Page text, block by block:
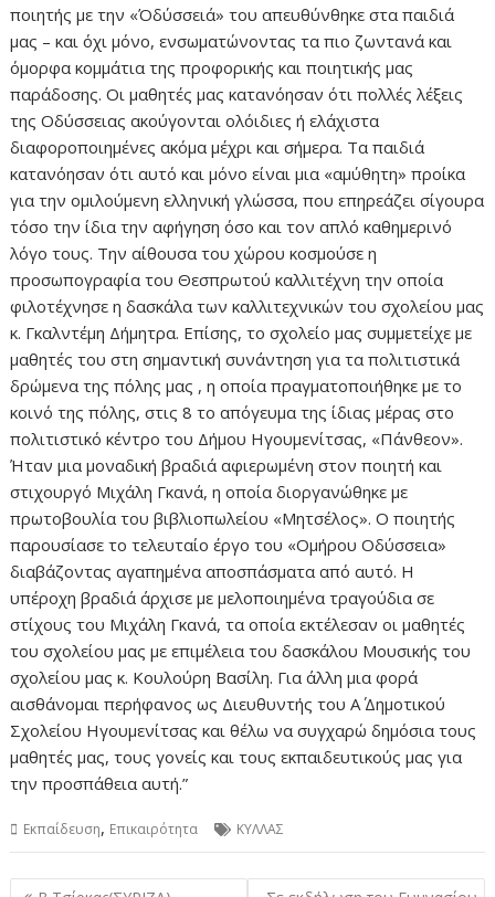
ποιητής με την «Όδύσσειά» του απευθύνθηκε στα παιδιά
μας – και όχι μόνο, ενσωματώνοντας τα πιο ζωντανά και
όμορφα κομμάτια της προφορικής και ποιητικής μας
παράδοσης. Οι μαθητές μας κατανόησαν ότι πολλές λέξεις
της Οδύσσειας ακούγονται ολόιδιες ή ελάχιστα
διαφοροποιημένες ακόμα μέχρι και σήμερα. Τα παιδιά
κατανόησαν ότι αυτό και μόνο είναι μια «αμύθητη» προίκα
για την ομιλούμενη ελληνική γλώσσα, που επηρεάζει σίγουρα
τόσο την ίδια την αφήγηση όσο και τον απλό καθημερινό
λόγο τους. Την αίθουσα του χώρου κοσμούσε η
προσωπογραφία του Θεσπρωτού καλλιτέχνη την οποία
φιλοτέχνησε η δασκάλα των καλλιτεχνικών του σχολείου μας
κ. Γκαλντέμη Δήμητρα. Επίσης, το σχολείο μας συμμετείχε με
μαθητές του στη σημαντική συνάντηση για τα πολιτιστικά
δρώμενα της πόλης μας , η οποία πραγματοποιήθηκε με το
κοινό της πόλης, στις 8 το απόγευμα της ίδιας μέρας στο
πολιτιστικό κέντρο του Δήμου Ηγουμενίτσας, «Πάνθεον».
Ήταν μια μοναδική βραδιά αφιερωμένη στον ποιητή και
στιχουργό Μιχάλη Γκανά, η οποία διοργανώθηκε με
πρωτοβουλία του βιβλιοπωλείου «Μητσέλος». Ο ποιητής
παρουσίασε το τελευταίο έργο του «Ομήρου Οδύσσεια»
διαβάζοντας αγαπημένα αποσπάσματα από αυτό. Η
υπέροχη βραδιά άρχισε με μελοποιημένα τραγούδια σε
στίχους του Μιχάλη Γκανά, τα οποία εκτέλεσαν οι μαθητές
του σχολείου μας με επιμέλεια του δασκάλου Μουσικής του
σχολείου μας κ. Κουλούρη Βασίλη. Για άλλη μια φορά
αισθάνομαι περήφανος ως Διευθυντής του Α΄ Δημοτικού
Σχολείου Ηγουμενίτσας και θέλω να συγχαρώ δημόσια τους
μαθητές μας, τους γονείς και τους εκπαιδευτικούς μας για
την προσπάθεια αυτή.”
Εκπαίδευση, Επικαιρότητα ΚΥΛΛΑΣ